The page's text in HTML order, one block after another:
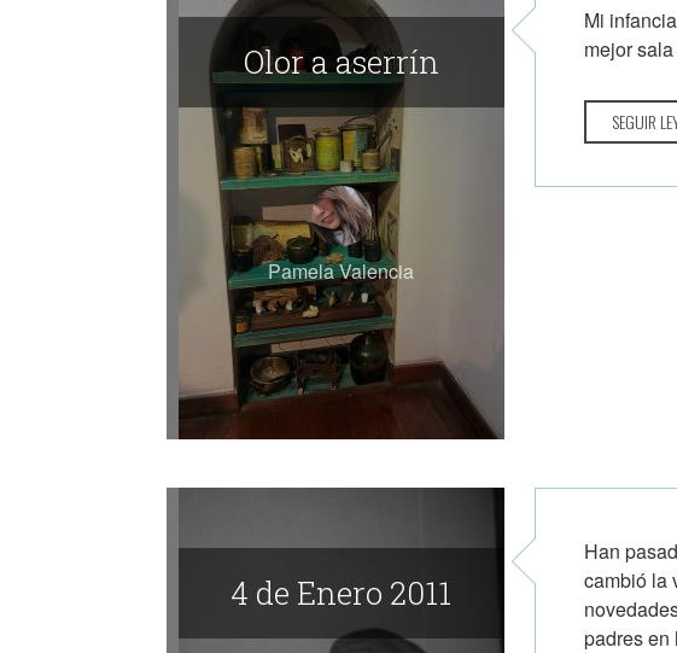
Olor a aserrín
Pamela Valencia
Mi
mejor
SEGUIR
4 de Enero 2011
Han
cambió la
padres en